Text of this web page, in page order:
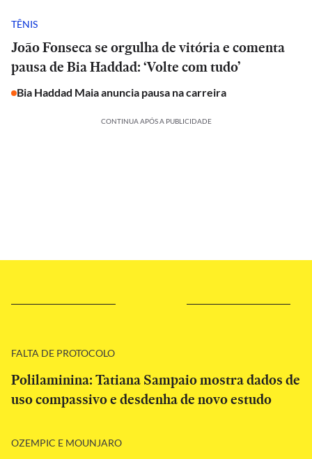
TÊNIS
João Fonseca se orgulha de vitória e comenta
pausa de Bia Haddad: ‘Volte com tudo’
Bia Haddad Maia anuncia pausa na carreira
CONTINUA APÓS A PUBLICIDADE
FALTA DE PROTOCOLO
Polilaminina: Tatiana Sampaio mostra dados de
uso compassivo e desdenha de novo estudo
OZEMPIC E MOUNJARO